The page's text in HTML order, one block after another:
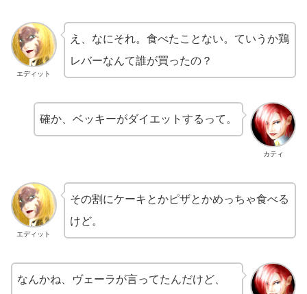
エディット
え、なにそれ。食べたことない。ていうか鶏
レバーなんて誰が買ったの？
カティ
確か、ベッキーがダイエットするって。
エディット
その割にケーキとかピザとかめっちゃ食べる
けど。
なんかね、ヴェーラが言ってたんだけど、